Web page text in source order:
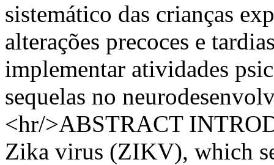
sistemático das crianças
alterações precoces e
implementar atividades
sequelas no
<hr/>ABSTRACT
Zika virus (ZIKV), which